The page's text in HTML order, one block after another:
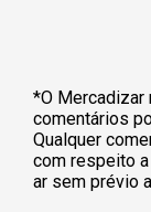
*O
comentários
Qualquer
com respeito
ar sem prévio